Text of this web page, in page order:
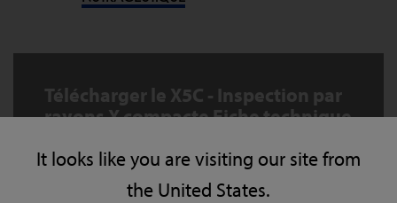
It looks like you are visiting our site from
the United States.
Télécharger le X5C - Inspection par
rayons X compacte Fiche technique
X5c Compact Datasheet